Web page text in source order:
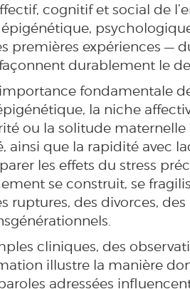
cognitif et social de
premières expériences —
durablement le
fondamentale
la niche
ou la solitude
ainsi que la rapidité avec
les effets du stress
se construit, se
ruptures, des divorces,
cliniques, des
illustre la manière
adressées